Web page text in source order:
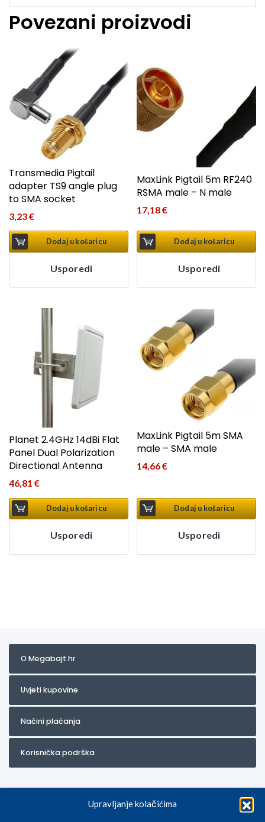
Upravljanje kolačićima
Povezani proizvodi
Transmedia Pigtail
adapter TS9 angle plug
to SMA socket
3,23€
Dodaj u košaricu
Usporedi
MaxLink Pigtail 5m RF240
RSMA male – N male
17,18€
Dodaj u košaricu
Usporedi
Planet 2.4GHz 14dBi Flat
Panel Dual Polarization
Directional Antenna
46,81 €
Dodaj u košaricu
Usporedi
MaxLink Pigtail 5m SMA
male – SMA male
14,66€
Dodaj u košaricu
Usporedi
O Megabajt.hr
Uvjeti kupovine
Načini plaćanja
Korisnička podrška